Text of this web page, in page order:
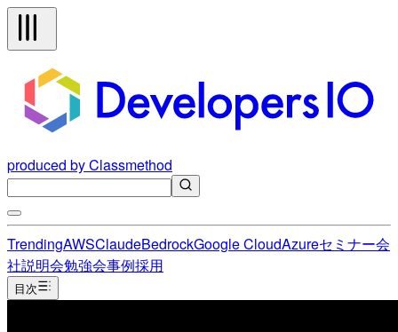
produced by Classmethod
TrendingAWSClaudeBedrockGoogle CloudAzureセミナー会
社説明会勉強会事例採用
目次